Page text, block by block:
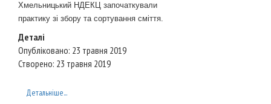
Хмельницький НДЕКЦ започаткували
практику зі збору та сортування сміття.
Деталі
Опубліковано: 23 травня 2019
Створено: 23 травня 2019
Детальніше...